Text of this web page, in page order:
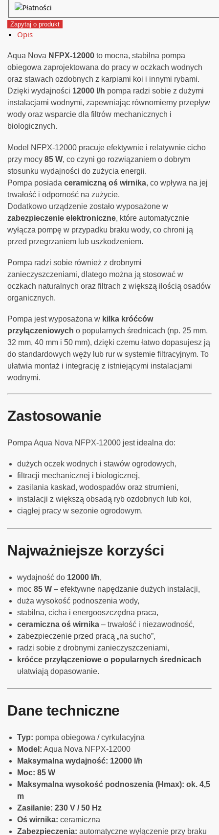
Zapytaj o produkt
Opis
Aqua Nova NFPX-12000 to mocna, stabilna pompa
obiegowa zaprojektowana do pracy w oczkach wodnych
oraz stawach ozdobnych z karpiami koi i innymi rybami.
Dzięki wydajności 12000 l/h pompa radzi sobie z dużymi
instalacjami wodnymi, zapewniając równomierny przepływ
wody oraz wsparcie dla filtrów mechanicznych i
biologicznych.
Model NFPX-12000 pracuje efektywnie i relatywnie cicho
przy mocy 85 W, co czyni go rozwiązaniem o dobrym
stosunku wydajności do zużycia energii.
Pompa posiada ceramiczną oś wirnika, co wpływa na jej
trwałość i odporność na zużycie.
Dodatkowo urządzenie zostało wyposażone w
zabezpieczenie elektroniczne, które automatycznie
wyłącza pompę w przypadku braku wody, co chroni ją
przed przegrzaniem lub uszkodzeniem.
Pompa radzi sobie również z drobnymi
zanieczyszczeniami, dlatego można ją stosować w
oczkach naturalnych oraz filtrach z większą ilością osadów
organicznych.
Pompa jest wyposażona w kilka króćców
przyłączeniowych o popularnych średnicach (np. 25 mm,
32 mm, 40 mm i 50 mm), dzięki czemu łatwo dopasujesz ją
do standardowych węży lub rur w systemie filtracyjnym. To
ułatwia montaż i integrację z istniejącymi instalacjami
wodnymi.
Zastosowanie
Pompa Aqua Nova NFPX-12000 jest idealna do:
dużych oczek wodnych i stawów ogrodowych,
filtracji mechanicznej i biologicznej,
zasilania kaskad, wodospadów oraz strumieni,
instalacji z większą obsadą ryb ozdobnych lub koi,
ciągłej pracy w sezonie ogrodowym.
Najważniejsze korzyści
wydajność do 12000 l/h,
moc 85 W – efektywne napędzanie dużych instalacji,
duża wysokość podnoszenia wody,
stabilna, cicha i energooszczędna praca,
ceramiczna oś wirnika – trwałość i niezawodność,
zabezpieczenie przed pracą „na sucho”,
radzi sobie z drobnymi zanieczyszczeniami,
króćce przyłączeniowe o popularnych średnicach
ułatwiają dopasowanie.
Dane techniczne
Typ: pompa obiegowa / cyrkulacyjna
Model: Aqua Nova NFPX-12000
Maksymalna wydajność: 12000 l/h
Moc: 85 W
Maksymalna wysokość podnoszenia (Hmax): ok. 4,5
m
Zasilanie: 230 V / 50 Hz
Oś wirnika: ceramiczna
Zabezpieczenia: automatyczne wyłączenie przy braku